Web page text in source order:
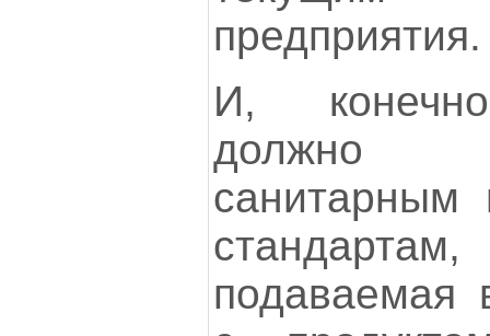
предприятия.
И,
должно
подаваемая